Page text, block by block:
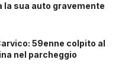
sua auto gravemente
59enne colpito al
nel parcheggio